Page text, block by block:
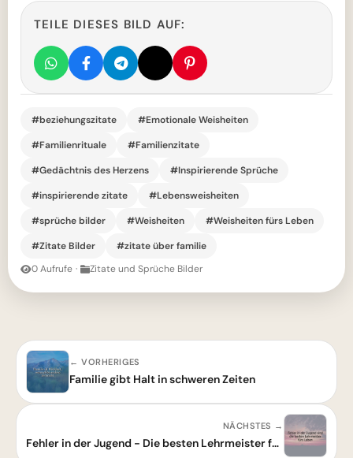
TEILE DIESES BILD AUF:
#beziehungszitate
#Emotionale Weisheiten
#Familienrituale
#Familienzitate
#Gedächtnis des Herzens
#Inspirierende Sprüche
#inspirierende zitate
#Lebensweisheiten
#sprüche bilder
#Weisheiten
#Weisheiten fürs Leben
#Zitate Bilder
#zitate über familie
0 Aufrufe · Zitate und Sprüche Bilder
← VORHERIGES
Familie gibt Halt in schweren Zeiten
NÄCHSTES →
Fehler in der Jugend - Die besten Lehrmeister fürs Leben